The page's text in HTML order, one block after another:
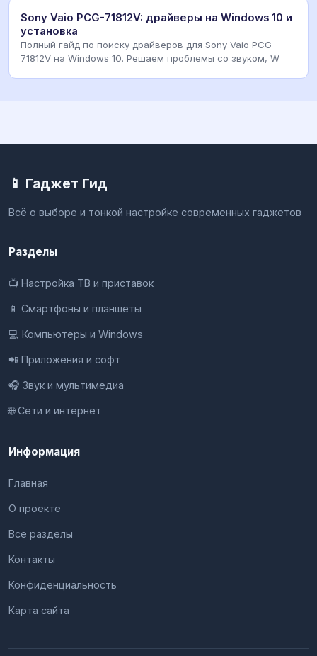
Sony Vaio PCG-71812V: драйверы на Windows 10 и
установка
Полный гайд по поиску драйверов для Sony Vaio PCG-
71812V на Windows 10. Решаем проблемы со звуком, W
📱 Гаджет Гид
Всё о выборе и тонкой настройке современных гаджетов
Разделы
📺 Настройка ТВ и приставок
📱 Смартфоны и планшеты
💻 Компьютеры и Windows
📲 Приложения и софт
🎧 Звук и мультимедиа
🌐 Сети и интернет
Информация
Главная
О проекте
Все разделы
Контакты
Конфиденциальность
Карта сайта